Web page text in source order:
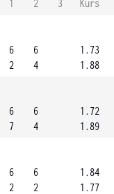
1 2 3
Kurs
6
2
6
4
1.73
1.88
6
7
6
4
1.72
1.89
6
2
6
2
1.84
1.77